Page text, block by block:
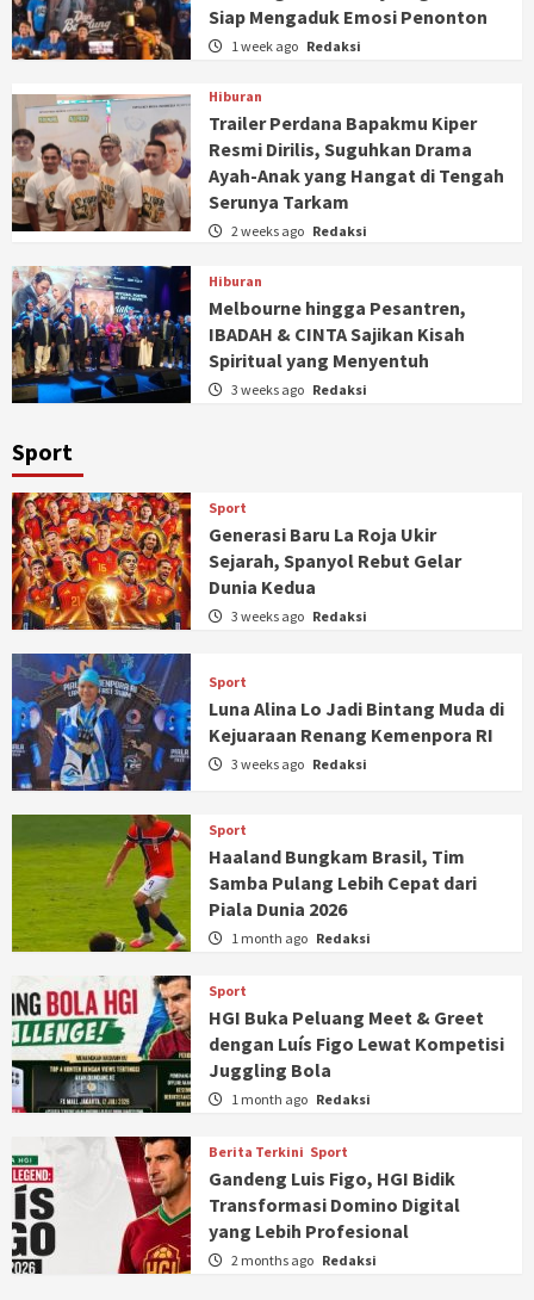
Siap Mengaduk Emosi Penonton
1 week ago Redaksi
Hiburan
Trailer Perdana Bapakmu Kiper
Resmi Dirilis, Suguhkan Drama
Ayah-Anak yang Hangat di Tengah
Serunya Tarkam
2 weeks ago Redaksi
Hiburan
Melbourne hingga Pesantren,
IBADAH & CINTA Sajikan Kisah
Spiritual yang Menyentuh
3 weeks ago Redaksi
Sport
Sport
Generasi Baru La Roja Ukir
Sejarah, Spanyol Rebut Gelar
Dunia Kedua
3 weeks ago Redaksi
Sport
Luna Alina Lo Jadi Bintang Muda di
Kejuaraan Renang Kemenpora RI
3 weeks ago Redaksi
Sport
Haaland Bungkam Brasil, Tim
Samba Pulang Lebih Cepat dari
Piala Dunia 2026
1 month ago Redaksi
Sport
HGI Buka Peluang Meet & Greet
dengan Luís Figo Lewat Kompetisi
Juggling Bola
1 month ago Redaksi
Berita Terkini Sport
Gandeng Luis Figo, HGI Bidik
Transformasi Domino Digital
yang Lebih Profesional
2 months ago Redaksi